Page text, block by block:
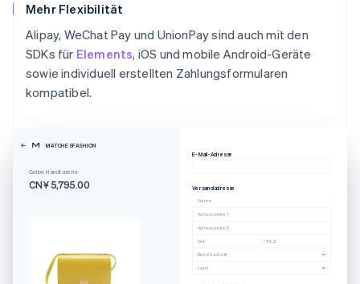
Mehr Flexibilität
Alipay, WeChat Pay und UnionPay sind auch mit den
SDKs für Elements, iOS und mobile Android-Geräte
sowie individuell erstellten Zahlungsformularen
kompatibel.
MATCHESFASHION
Gelbe Handtasche
CN¥ 5,795.00
E-Mail-Adresse
Versandadresse
Name
Adresszeile 1
Adresszeile 2
Ort PLZ
Bundesstaat
Land
English
English
Bulgarien
English